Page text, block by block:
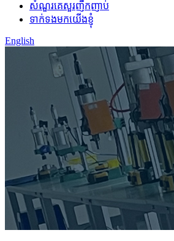
សំណួរគេសួរញឹកញាប់
ទាក់ទងមកយើងខ្ញុំ
English